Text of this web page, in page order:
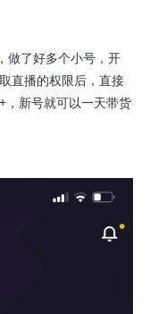
做了好多个小号，开
直播的权限后，直接
，新号就可以一天带货